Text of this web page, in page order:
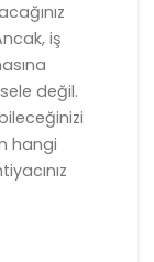
iş
değil.
hangi